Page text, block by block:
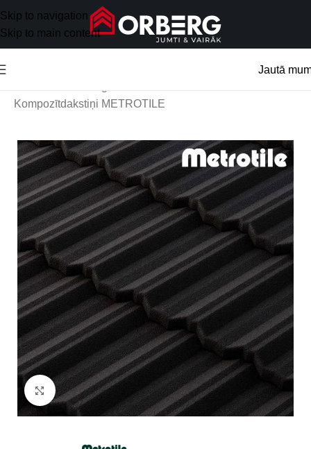
Skip to navigation
Skip to main content
Jautā
Kompozītdakstiņi METROTILE
Klikšķini, lai palielinātu attēlu